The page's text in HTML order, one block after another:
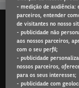
Arval.com
For the many
- medição de audiência:
parceiros, entender
de visitantes no nosso
- publicidade não
aos nossos parceiros,
com o seu perfil;
- publicidade
nossos parceiros,
para os seus interesses;
- publicidade com